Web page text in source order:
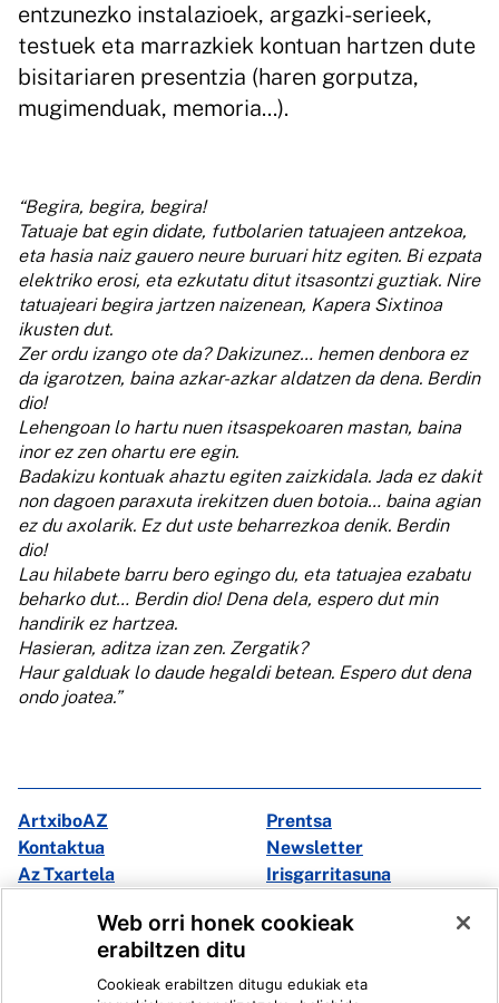
entzunezko instalazioek, argazki-serieek,
testuek eta marrazkiek kontuan hartzen dute
bisitariaren presentzia (haren gorputza,
mugimenduak, memoria...).
“Begira, begira, begira!
Tatuaje bat egin didate, futbolarien tatuajeen antzekoa,
eta hasia naiz gauero neure buruari hitz egiten. Bi ezpata
elektriko erosi, eta ezkutatu ditut itsasontzi guztiak. Nire
tatuajeari begira jartzen naizenean, Kapera Sixtinoa
ikusten dut.
Zer ordu izango ote da? Dakizunez… hemen denbora ez
da igarotzen, baina azkar-azkar aldatzen da dena. Berdin
dio!
Lehengoan lo hartu nuen itsaspekoaren mastan, baina
inor ez zen ohartu ere egin.
Badakizu kontuak ahaztu egiten zaizkidala. Jada ez dakit
non dagoen paraxuta irekitzen duen botoia… baina agian
ez du axolarik. Ez dut uste beharrezkoa denik. Berdin
dio!
Lau hilabete barru bero egingo du, eta tatuajea ezabatu
beharko dut… Berdin dio! Dena dela, espero dut min
handirik ez hartzea.
Hasieran, aditza izan zen. Zergatik?
Haur galduak lo daude hegaldi betean. Espero dut dena
ondo joatea.”
ArtxiboAZ
Prentsa
Kontaktua
Newsletter
Az Txartela
Irisgarritasuna
Instagram
Youtube
Web orri honek cookieak
erabiltzen ditu
Cookieak erabiltzen ditugu edukiak eta